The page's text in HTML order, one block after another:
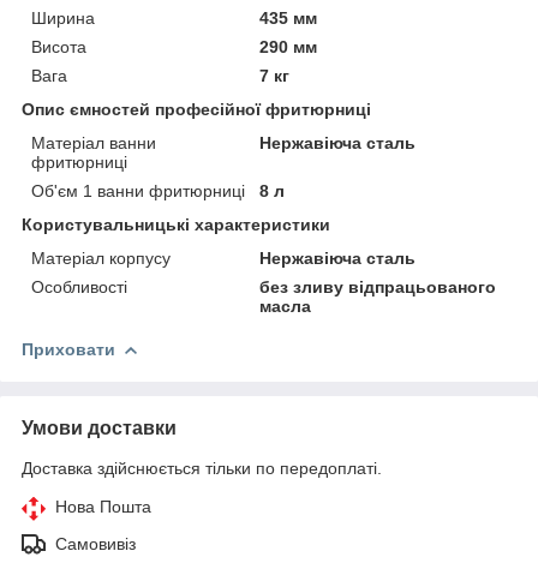
Ширина
435 мм
Висота
290 мм
Вага
7 кг
Опис ємностей професійної фритюрниці
Матеріал ванни
фритюрниці
Нержавіюча сталь
Об'єм 1 ванни фритюрниці
8 л
Користувальницькі характеристики
Матеріал корпусу
Нержавіюча сталь
Особливості
без зливу відпрацьованого
масла
Приховати
Умови доставки
Доставка здійснюється тільки по передоплаті.
Нова Пошта
Самовивіз